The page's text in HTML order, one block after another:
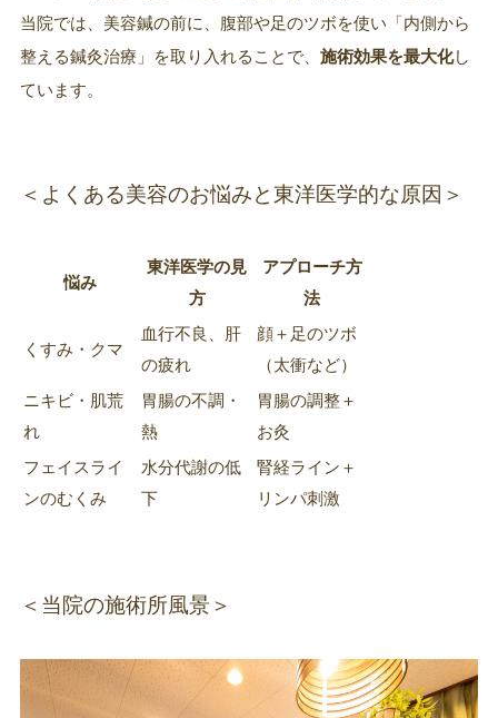
当院では、美容鍼の前に、腹部や足のツボを使い「内側から
整える鍼灸治療」を取り入れることで、 施術効果を最大化し
ています。
＜よくある美容のお悩みと東洋医学的な原因＞
悩み
東洋医学の見
方
アプローチ方
法
くすみ・クマ
血行不良、肝
の疲れ
顔＋足のツボ
（太衝など）
ニキビ・肌荒
れ
胃腸の不調・
熱
胃腸の調整＋
お灸
フェイスライ
ンのむくみ
水分代謝の低
下
腎経ライン＋
リンパ刺激
＜当院の施術所風景＞